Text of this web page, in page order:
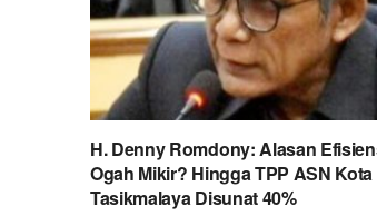
H. Denny Romdony: Alasan
Ogah Mikir? Hingga TPP ASN Kota
Tasikmalaya Disunat 40%